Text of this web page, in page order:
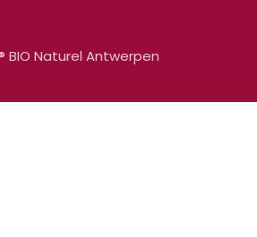
BIO Naturel Antwerpen